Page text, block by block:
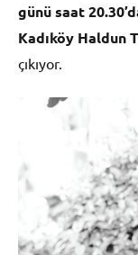
günü saat
Kadıköy Haldun
çıkıyor.